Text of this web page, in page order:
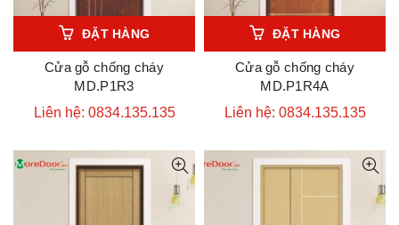
ĐẶT HÀNG
Cửa gỗ chống cháy
MD.P1R3
Liên hệ: 0834.135.135
ĐẶT HÀNG
Cửa gỗ chống cháy
MD.P1R4A
Liên hệ: 0834.135.135